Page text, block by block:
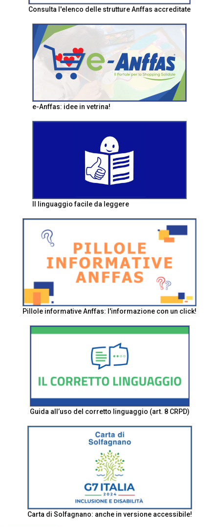
Consulta l'elenco delle strutture Anffas accreditate
e-Anffas: idee in vetrina!
Il linguaggio facile da leggere
Pillole informative Anffas: l'informazione con un click!
Guida all’uso del corretto linguaggio (art. 8 CRPD)
Carta di Solfagnano: anche in versione accessibile!